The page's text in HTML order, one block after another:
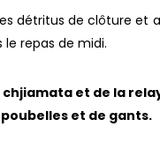
détritus de clôture
repas de midi.
et de la
et de gants.